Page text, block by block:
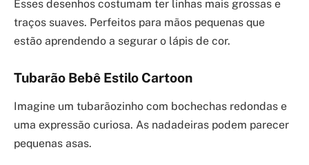
Esses desenhos costumam ter linhas mais grossas e
traços suaves. Perfeitos para mãos pequenas que
estão aprendendo a segurar o lápis de cor.
Tubarão Bebê Estilo Cartoon
Imagine um tubarãozinho com bochechas redondas e
uma expressão curiosa. As nadadeiras podem parecer
pequenas asas.